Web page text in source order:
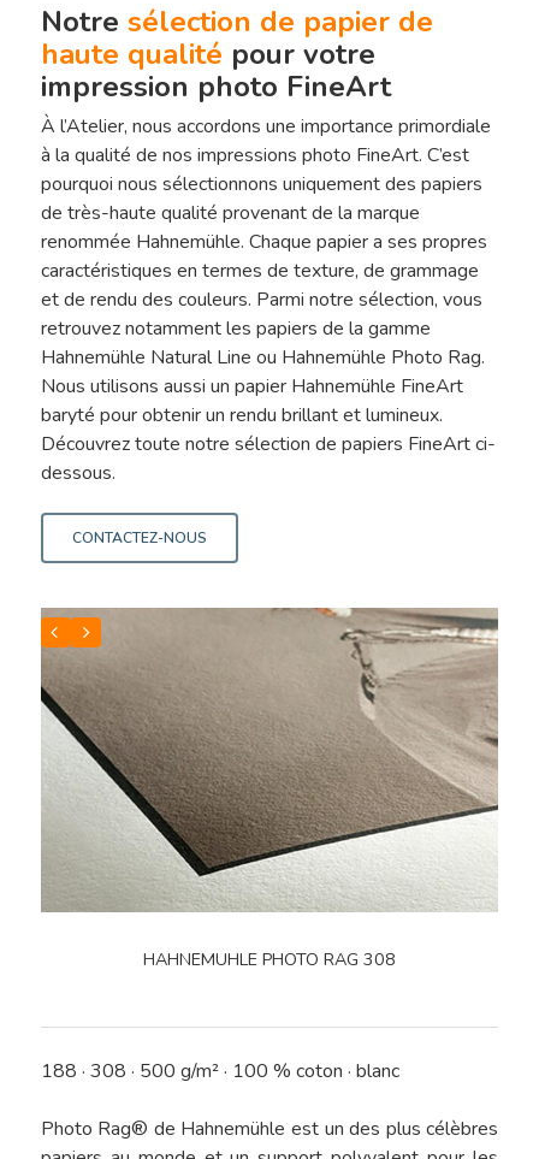
Notre sélection de papier de
haute qualité pour votre
impression photo FineArt
À l’Atelier, nous accordons une importance primordiale
à la qualité de nos impressions photo FineArt. C’est
pourquoi nous sélectionnons uniquement des papiers
de très-haute qualité provenant de la marque
renommée Hahnemühle. Chaque papier a ses propres
caractéristiques en termes de texture, de grammage
et de rendu des couleurs. Parmi notre sélection, vous
retrouvez notamment les papiers de la gamme
Hahnemühle Natural Line ou Hahnemühle Photo Rag.
Nous utilisons aussi un papier Hahnemühle FineArt
baryté pour obtenir un rendu brillant et lumineux.
Découvrez toute notre sélection de papiers FineArt ci-
dessous.
CONTACTEZ-NOUS
HAHNEMUHLE PHOTO RAG 308
188 · 308 · 500 g/m² · 100 % coton · blanc
Photo Rag® de Hahnemühle est un des plus célèbres